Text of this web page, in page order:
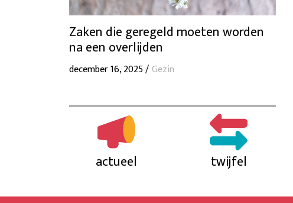
Zaken die geregeld moeten worden
na een overlijden
december 16, 2025 /Gezin
actueel twijfel